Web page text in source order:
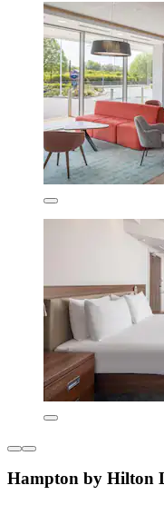
Hampton by Hilton